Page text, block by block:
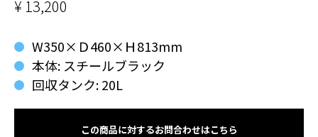
¥ 13,200
W350×Ｄ460×Ｈ813mm
本体: スチールブラック
回収タンク: 20L
この商品に対するお問合わせはこちら